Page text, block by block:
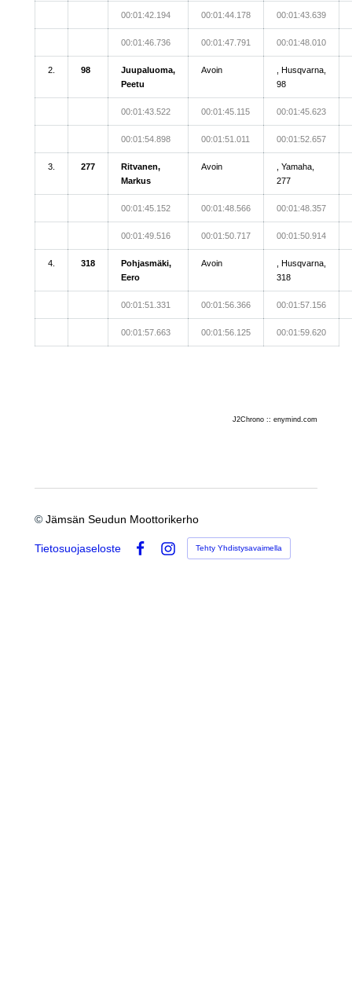
00:01:42.194 00:01:44.178 00:01:43.639
00:01:46.736 00:01:47.791 00:01:48.010
2. 98
Juupaluoma,
Peetu
Avoin
, Husqvarna,
98
00:01:43.522 00:01:45.115 00:01:45.623
00:01:54.898 00:01:51.011 00:01:52.657
3. 277
Ritvanen,
Markus
Avoin
, Yamaha,
277
00:01:45.152 00:01:48.566 00:01:48.357
00:01:49.516 00:01:50.717 00:01:50.914
4. 318
Pohjasmäki,
Eero
Avoin
, Husqvarna,
318
00:01:51.331 00:01:56.366 00:01:57.156
00:01:57.663 00:01:56.125 00:01:59.620
J2Chrono :: enymind.com
©Jämsän Seudun Moottorikerho
Tietosuojaseloste
Instagram
Tehty Yhdistysavaimella